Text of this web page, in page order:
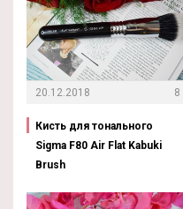
20.12.2018 8
Кисть для тонального
Sigma F80 Air Flat Kabuki
Brush